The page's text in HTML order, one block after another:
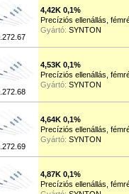
4,42K 0,1%
Precíziós ellenállás,
Gyártó: SYNTON
4,53K 0,1%
Precíziós ellenállás,
Gyártó: SYNTON
4,64K 0,1%
Precíziós ellenállás,
Gyártó: SYNTON
4,87K 0,1%
Precíziós ellenállás,